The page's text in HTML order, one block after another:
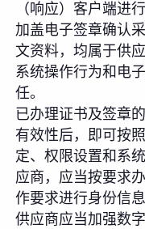
（响应）客户端进
加盖电子签章确认
文资料，均属于供
系统操作行为和电
任。
已办理证书及签章
有效性后，即可按
定、权限设置和系
应商，应当按要求
作要求进行身份信
供应商应当加强数